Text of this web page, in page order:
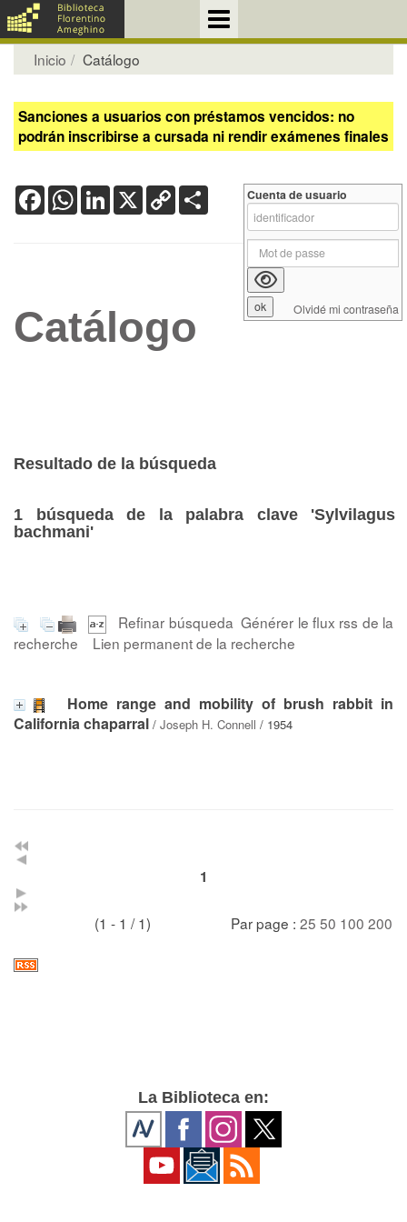
Inicio Catálogo
Sanciones a usuarios con préstamos vencidos: no
podrán inscribirse a cursada ni rendir exámenes finales
FacebookWhatsApp
LinkedIn
X Copy
Link
Catálogo
Resultado de la búsqueda
1 búsqueda de la palabra clave 'Sylvilagus
bachmani'
Refinar búsqueda Générer le flux rss de la
recherche
Lien permanent de la recherche
Home range and mobility of brush rabbit in
California chaparral / Joseph H. Connell / 1954
1
(1 - 1 / 1) Par page : 25 50 100 200
Cuenta de usuario
Olvidé mi contraseña
La Biblioteca en: